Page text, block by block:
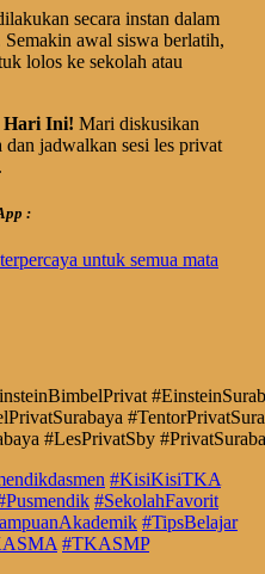
secara instan dalam
Semakin awal siswa berlatih,
lolos ke sekolah atau
Hari Ini! Mari diskusikan
jadwalkan sesi les privat
:
#LesPrivatSby
#KisiKisiTKA
#SekolahFavorit
#TipsBelajar
#TKASMP